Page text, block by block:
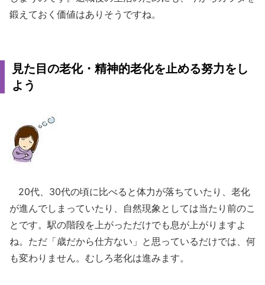
鍛えておく価値はありそうですね。
見た目の老化・精神的老化を止める努力をし
よう
20代、30代の頃に比べると体力が落ちていたり、老化
が進んでしまっていたり、自然現象としては当たり前のこ
とです。駅の階段を上がっただけでも息が上がりますよ
ね。ただ「歳だから仕方ない」と思っているだけでは、何
も変わりません。むしろ老化は進みます。